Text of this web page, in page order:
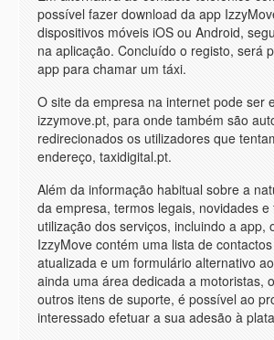
possível fazer download da app
dispositivos móveis iOS ou Android,
na aplicação. Concluído o registo, será
app para chamar um táxi.
O site da empresa na internet pode ser
izzymove.pt, para onde também são
redirecionados os utilizadores que
endereço, taxidigital.pt.
Além da informação habitual sobre a
da empresa, termos legais, novidades e
utilização dos serviços, incluindo a app,
IzzyMove contém uma lista de
atualizada e um formulário alternativo
ainda uma área dedicada a motoristas,
outros itens de suporte, é possível ao
interessado efetuar a sua adesão à